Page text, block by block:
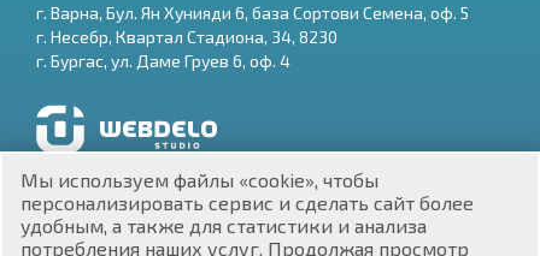
$
₽
₴
г. Варна, Бул. Ян Хунияди 6, база Сортови Семена, оф. 5
г. Несебр, Квартал Стадиона, 34, 8230
г. Бургас, ул. Даме Груев 6, оф. 4
Разработка и SEO продвижение сайтов
Мы используем файлы «cookie», чтобы
персонализировать сервис и сделать сайт более
удобным, а также для статистики и анализа
потребления наших услуг. Продолжая просмотр